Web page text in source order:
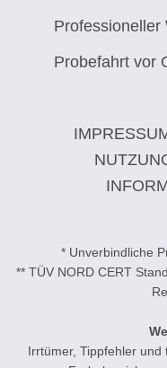
Professioneller
Probefahrt vor
* Unverbindliche
** TÜV NORD CERT
Irrtümer, Tippfehler und